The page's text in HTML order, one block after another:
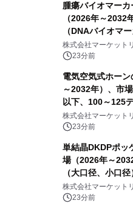
腫瘍バイオマー
（2026年～2032
（DNAバイオマ
オマーカー検査、
ーカー検査、細胞
査）・分析レポー
株式会社マーケット
23分前
電気空気式ホー
～2032年）、市
以下、100～125
ル以上）・分析
株式会社マーケット
23分前
単結晶DKDPポッ
場（2026年～
（大口径、小口
発表
株式会社マーケット
23分前